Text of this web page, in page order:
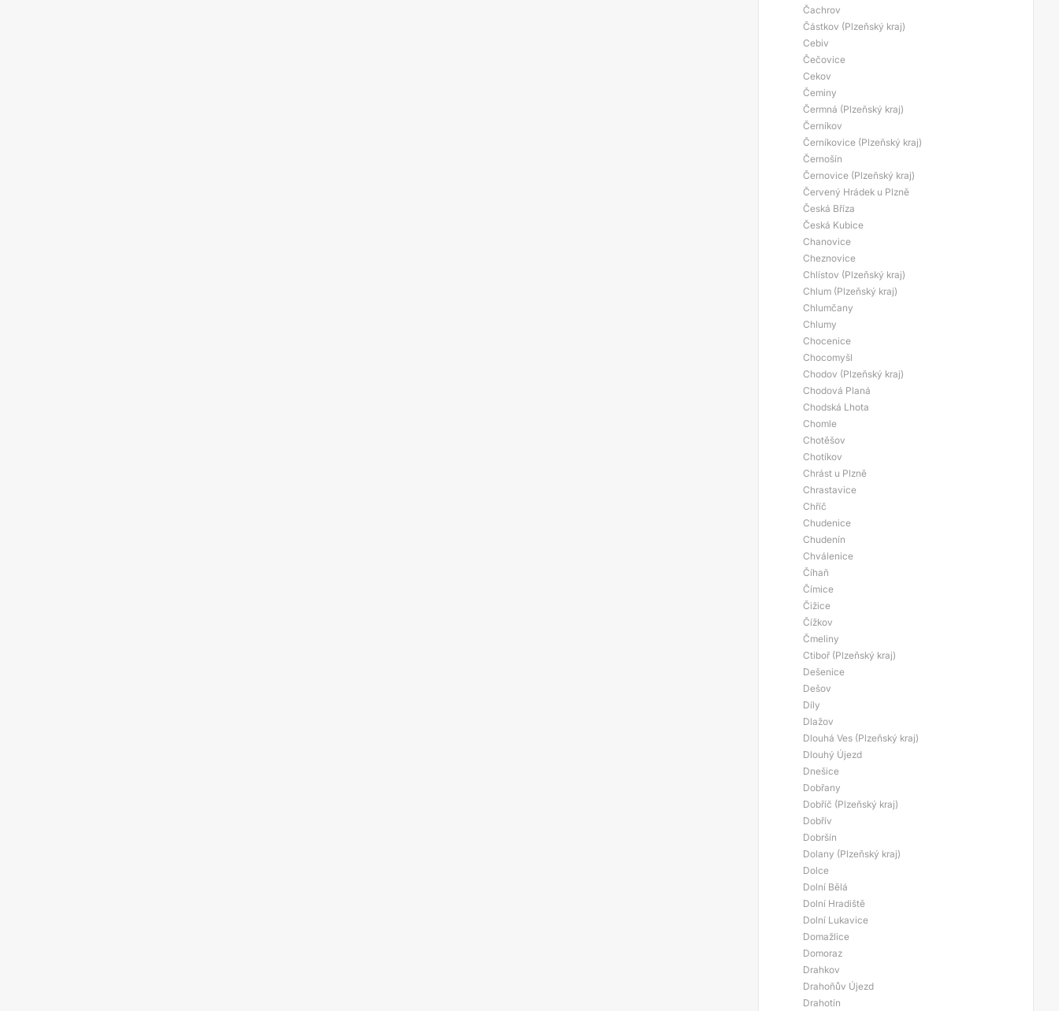
Čachrov
Částkov (Plzeňský kraj)
Cebiv
Čečovice
Cekov
Čeminy
Čermná (Plzeňský kraj)
Černíkov
Černíkovice (Plzeňský kraj)
Černošín
Černovice (Plzeňský kraj)
Červený Hrádek u Plzně
Česká Bříza
Česká Kubice
Chanovice
Cheznovice
Chlístov (Plzeňský kraj)
Chlum (Plzeňský kraj)
Chlumčany
Chlumy
Chocenice
Chocomyšl
Chodov (Plzeňský kraj)
Chodová Planá
Chodská Lhota
Chomle
Chotěšov
Chotíkov
Chrást u Plzně
Chrastavice
Chříč
Chudenice
Chudenín
Chválenice
Číhaň
Čímice
Čižice
Čížkov
Čmeliny
Ctiboř (Plzeňský kraj)
Dešenice
Dešov
Díly
Dlažov
Dlouhá Ves (Plzeňský kraj)
Dlouhý Újezd
Dnešice
Dobřany
Dobříč (Plzeňský kraj)
Dobřív
Dobršín
Dolany (Plzeňský kraj)
Dolce
Dolní Bělá
Dolní Hradiště
Dolní Lukavice
Domažlice
Domoraz
Drahkov
Drahoňův Újezd
Drahotín